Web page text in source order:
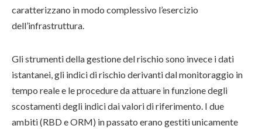
caratterizzano in modo complessivo l’esercizio
dell’infrastruttura.
Gli strumenti della gestione del rischio sono invece i dati
istantanei, gli indici di rischio derivanti dal monitoraggio in
tempo reale e le procedure da attuare in funzione degli
scostamenti degli indici dai valori di riferimento. I due
ambiti (RBD e ORM) in passato erano gestiti unicamente